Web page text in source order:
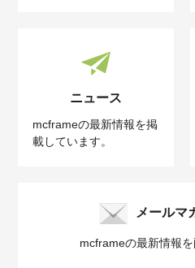
ニュース
mcframeの最新情報を掲
載しています。
メールマ
mcframeの最新情報を